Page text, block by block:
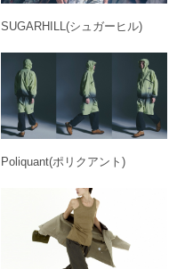
SUGARHILL(シュガーヒル)
Poliquant(ポリクアント)